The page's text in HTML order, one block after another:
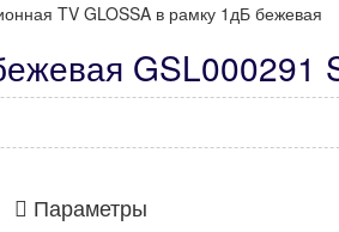
TV GLOSSA в рамку 1дБ бежевая
GSL000291
Параметры